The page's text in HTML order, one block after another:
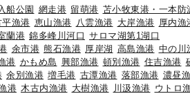
入船公園 網走港 留萌港 苫小牧東港・一本防
平漁港 恵山漁港 八雲漁港 大岸漁港 厚内漁
蘭港 錦多峰川河口 サロマ湖第1湖口
余市港 熊石漁港 厚岸湖 高島漁港 中の川
港 かもめ島 興部漁港 頓別漁港 住吉漁港
余別漁港 増毛港 古潭漁港 落部漁港 濃昼
港 木古内漁港 大樹漁港 川汲漁港 ウトロ